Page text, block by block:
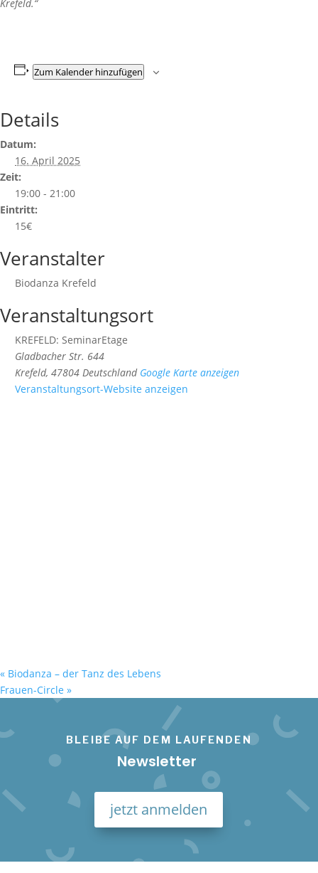
Krefeld.“
Zum Kalender hinzufügen
Details
Datum:
16. April 2025
Zeit:
19:00 - 21:00
Eintritt:
15€
Veranstalter
Biodanza Krefeld
Veranstaltungsort
KREFELD: SeminarEtage
Gladbacher Str. 644
Krefeld, 47804 Deutschland Google Karte anzeigen
Veranstaltungsort-Website anzeigen
« Biodanza – der Tanz des Lebens
Frauen-Circle »
BLEIBE AUF DEM LAUFENDEN
Newsletter
jetzt anmelden